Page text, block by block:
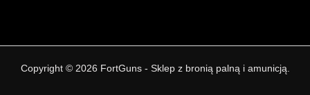
Copyright © 2026 FortGuns - Sklep z bronią palną i amunicją.